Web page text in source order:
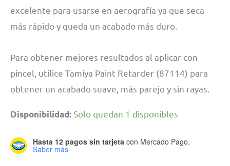
excelente para usarse en aerografía ya que seca
más rápido y queda un acabado más duro.
Para obtener mejores resultados al aplicar con
pincel, utilice Tamiya Paint Retarder (87114) para
obtener un acabado suave, más parejo y sin rayas.
Disponibilidad: Solo quedan 1 disponibles
Hasta 12 pagos sin tarjeta con Mercado Pago.
Saber más